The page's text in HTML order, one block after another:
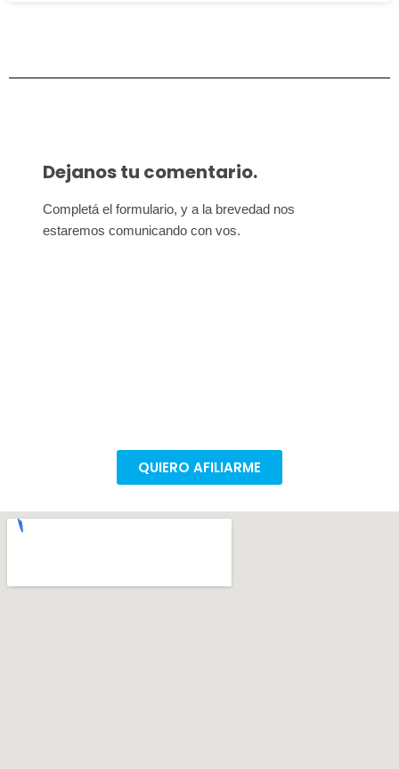
Dejanos tu comentario.
Completá el formulario, y a la brevedad nos
estaremos comunicando con vos.
QUIERO AFILIARME